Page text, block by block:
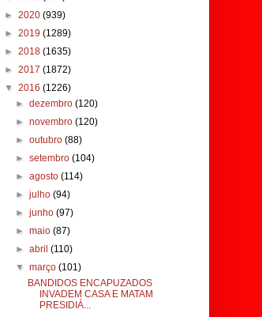
► 2020 (939)
► 2019 (1289)
► 2018 (1635)
► 2017 (1872)
▼ 2016 (1226)
►dezembro(120)
►novembro(120)
►outubro(88)
►setembro(104)
►agosto(114)
►julho(94)
►junho(97)
►maio(87)
►abril(110)
▼março(101)
BANDIDOS ENCAPUZADOS
INVADEM CASA E MATAM
PRESIDIÁ...